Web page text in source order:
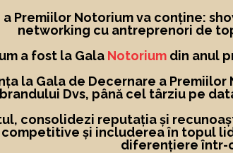
Premiilor Notorium va conține:
networking cu antreprenori de
a fost la Gala Notoriumdin anul
la Gala de Decernare a
Dvs, până cel târziu pe
consolidezi reputația și
și includerea în topul
diferențiere într-